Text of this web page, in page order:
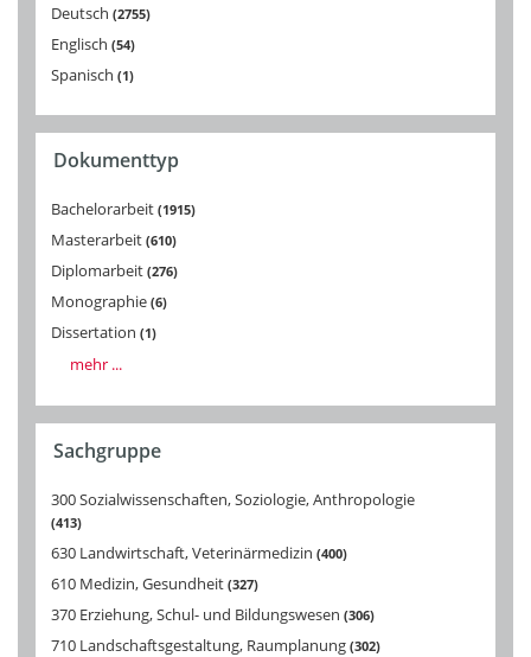
Deutsch 2755
Englisch 54
Spanisch 1
Dokumenttyp
Bachelorarbeit 1915
Masterarbeit 610
Diplomarbeit 276
Monographie 6
Dissertation 1
mehr ...
Sachgruppe
300 Sozialwissenschaften, Soziologie, Anthropologie
413
630 Landwirtschaft, Veterinärmedizin 400
610 Medizin, Gesundheit 327
370 Erziehung, Schul- und Bildungswesen 306
710 Landschaftsgestaltung, Raumplanung 302